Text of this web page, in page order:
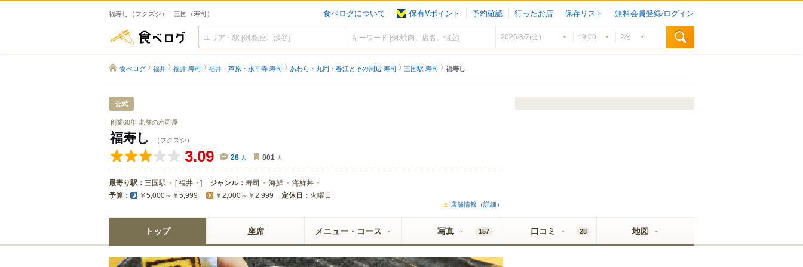
福寿し（フクズシ） - 三国（寿司） 食べログについて 保有Vポイント 予約確認 行ったお店 保存リスト 無料会員登録/ログイン
食べログ
食べログ 福井 福井 寿司 福井・芦原・永平寺 寿司 あわら・丸岡・春江とその周辺 寿司 三国駅 寿司 福寿し
公式
創業60年 老舗の寿司屋
福寿し （フクズシ）
3.09 28 人 801 人
最寄り駅： 三国駅 [福井 ] ジャンル： 寿司 海鮮 海鮮丼
予算： ￥5,000～￥5,999 ￥2,000～￥2,999 定休日： 火曜日
店舗情報（詳細）
トップ 座席 メニュー・コース 写真 157 口コミ 28 地図